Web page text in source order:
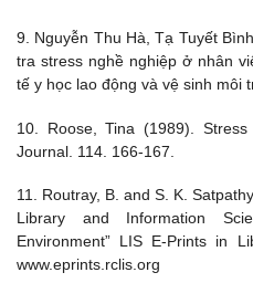
9. Nguyễn Thu Hà, Tạ Tuyết
tra stress nghề nghiệp ở nhân
tế y học lao động và vệ sinh môi
10. Roose, Tina (1989).
Journal. 114. 166-167.
11. Routray, B. and S. K.
Library and Information
Environment” LIS E-Prints in
www.eprints.rclis.org